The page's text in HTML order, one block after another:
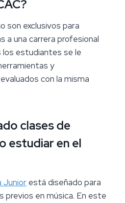
son exclusivos para
a una carrera profesional
los estudiantes se le
y
con la misma
clases de
estudiar en el
Junior está diseñado para
previos en música. En este